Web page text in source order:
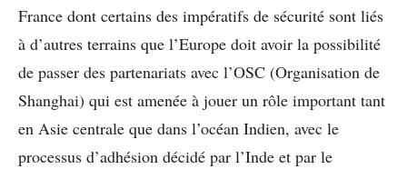
France dont certains des impératifs de sécurité sont liés
à d’autres terrains que l’Europe doit avoir la possibilité
de passer des partenariats avec l’OSC (Organisation de
Shanghai) qui est amenée à jouer un rôle important tant
en Asie centrale que dans l’océan Indien, avec le
processus d’adhésion décidé par l’Inde et par le